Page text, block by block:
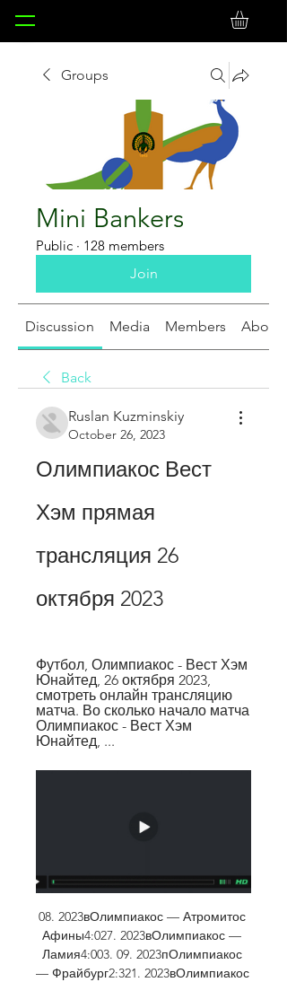
Groups
Mini Bankers
Public · 128 members
Join
Discussion Media Members About
Back
Ruslan Kuzminskiy
October 26, 2023
Олимпиакос Вест
Хэм прямая
трансляция 26
октября 2023
Футбол, Олимпиакос - Вест Хэм
Юнайтед, 26 октября 2023,
смотреть онлайн трансляцию
матча. Во сколько начало матча
Олимпиакос - Вест Хэм
Юнайтед, ...
08. 2023вОлимпиакос — Атромитос
Афины4:027. 2023вОлимпиакос —
Ламия4:003. 09. 2023пОлимпиакос
— Фрайбург2:321. 2023вОлимпиакос